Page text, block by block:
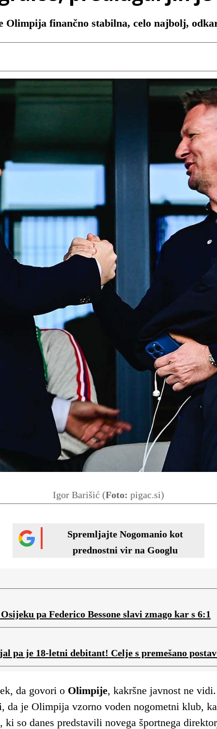
finančno stabilna, celo najbolj,
Igor Barišić (Foto: pigac.si)
Spremljajte Nogomanio kot
prednostni vir na Googlu
pa Federico Bessone slavi zmago kar s 6:1
pa je 18-letni debitant! Celje s premešano
da govori o Olimpije, kakršne javnost ne
je Olimpija vzorno voden nogometni klub,
so danes predstavili novega športnega